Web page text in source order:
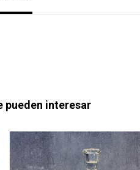
pueden interesar